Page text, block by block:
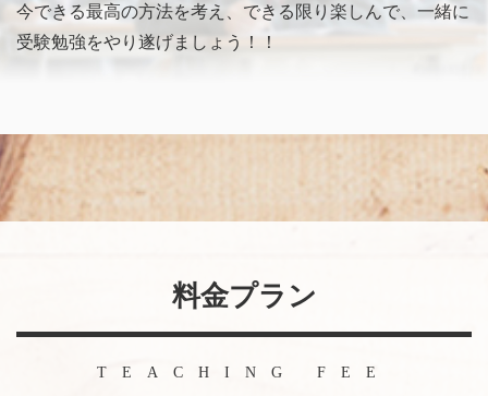
今できる最高の方法を考え、できる限り楽しんで、一緒に
受験勉強をやり遂げましょう！！
料金プラン
TEACHING FEE